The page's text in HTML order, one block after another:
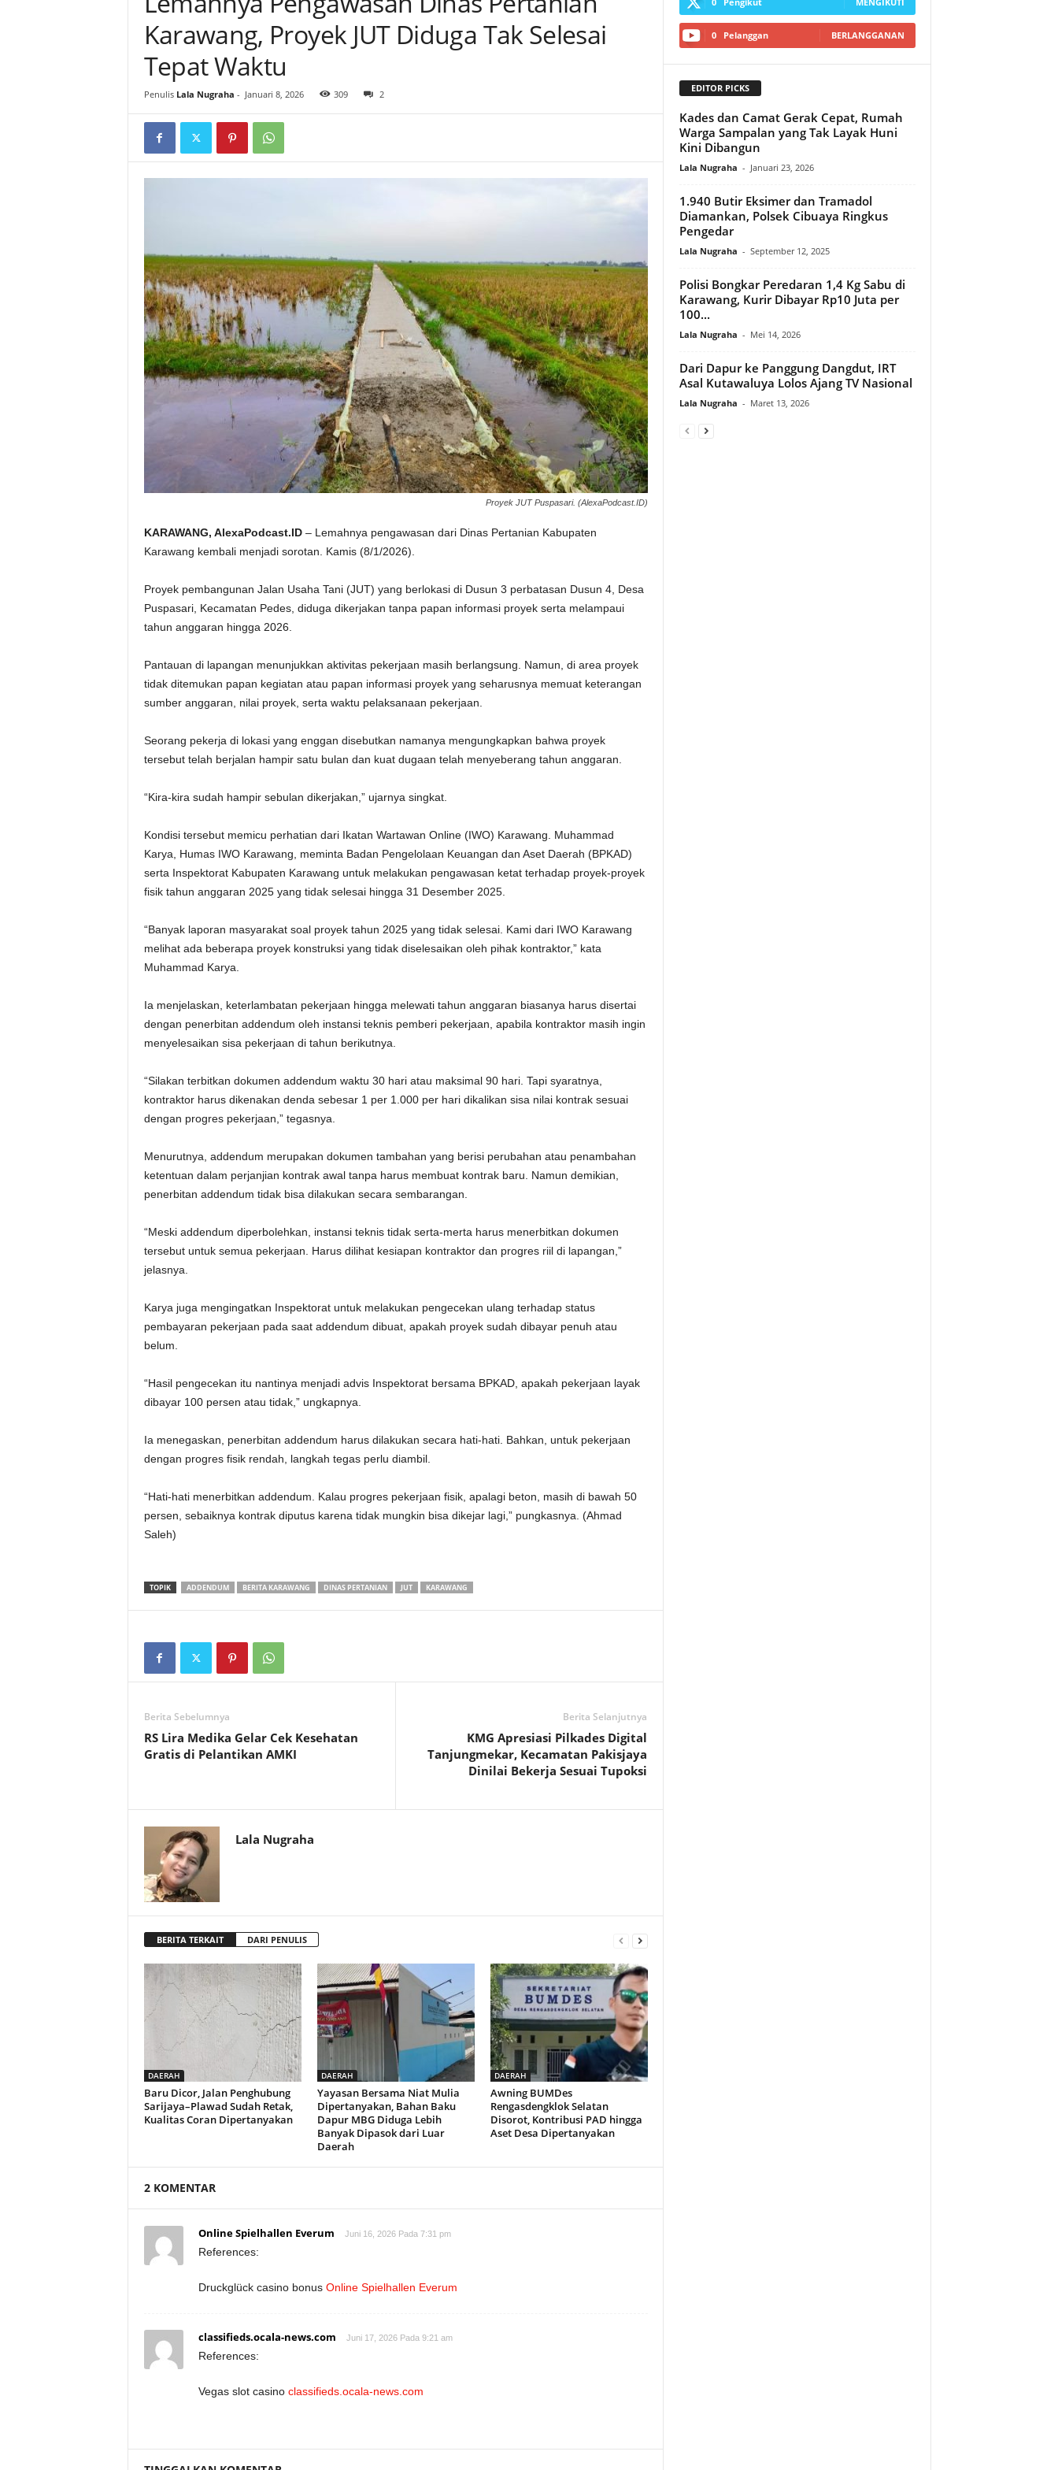
Karawang, Proyek JUT Diduga Tak Selesai
Tepat Waktu
Penulis Lala Nugraha - Januari 8, 2026 309 2
Proyek JUT Puspasari. (AlexaPodcast.ID)
KARAWANG, AlexaPodcast.ID – Lemahnya pengawasan dari Dinas Pertanian Kabupaten
Karawang kembali menjadi sorotan. Kamis (8/1/2026).
‎Proyek pembangunan Jalan Usaha Tani (JUT) yang berlokasi di Dusun 3 perbatasan Dusun 4, Desa
Puspasari, Kecamatan Pedes, diduga dikerjakan tanpa papan informasi proyek serta melampaui
tahun anggaran hingga 2026.
‎Pantauan di lapangan menunjukkan aktivitas pekerjaan masih berlangsung. Namun, di area proyek
tidak ditemukan papan kegiatan atau papan informasi proyek yang seharusnya memuat keterangan
sumber anggaran, nilai proyek, serta waktu pelaksanaan pekerjaan.
‎Seorang pekerja di lokasi yang enggan disebutkan namanya mengungkapkan bahwa proyek
tersebut telah berjalan hampir satu bulan dan kuat dugaan telah menyeberang tahun anggaran.
‎“Kira-kira sudah hampir sebulan dikerjakan,” ujarnya singkat.
‎Kondisi tersebut memicu perhatian dari Ikatan Wartawan Online (IWO) Karawang. Muhammad
Karya, Humas IWO Karawang, meminta Badan Pengelolaan Keuangan dan Aset Daerah (BPKAD)
serta Inspektorat Kabupaten Karawang untuk melakukan pengawasan ketat terhadap proyek-proyek
fisik tahun anggaran 2025 yang tidak selesai hingga 31 Desember 2025.
‎“Banyak laporan masyarakat soal proyek tahun 2025 yang tidak selesai. Kami dari IWO Karawang
melihat ada beberapa proyek konstruksi yang tidak diselesaikan oleh pihak kontraktor,” kata
Muhammad Karya.
‎Ia menjelaskan, keterlambatan pekerjaan hingga melewati tahun anggaran biasanya harus disertai
dengan penerbitan addendum oleh instansi teknis pemberi pekerjaan, apabila kontraktor masih ingin
menyelesaikan sisa pekerjaan di tahun berikutnya.
‎“Silakan terbitkan dokumen addendum waktu 30 hari atau maksimal 90 hari. Tapi syaratnya,
kontraktor harus dikenakan denda sebesar 1 per 1.000 per hari dikalikan sisa nilai kontrak sesuai
dengan progres pekerjaan,” tegasnya.
‎Menurutnya, addendum merupakan dokumen tambahan yang berisi perubahan atau penambahan
ketentuan dalam perjanjian kontrak awal tanpa harus membuat kontrak baru. Namun demikian,
penerbitan addendum tidak bisa dilakukan secara sembarangan.
‎“Meski addendum diperbolehkan, instansi teknis tidak serta-merta harus menerbitkan dokumen
tersebut untuk semua pekerjaan. Harus dilihat kesiapan kontraktor dan progres riil di lapangan,”
jelasnya.
‎Karya juga mengingatkan Inspektorat untuk melakukan pengecekan ulang terhadap status
pembayaran pekerjaan pada saat addendum dibuat, apakah proyek sudah dibayar penuh atau
belum.
‎“Hasil pengecekan itu nantinya menjadi advis Inspektorat bersama BPKAD, apakah pekerjaan layak
dibayar 100 persen atau tidak,” ungkapnya.
‎Ia menegaskan, penerbitan addendum harus dilakukan secara hati-hati. Bahkan, untuk pekerjaan
dengan progres fisik rendah, langkah tegas perlu diambil.
‎“Hati-hati menerbitkan addendum. Kalau progres pekerjaan fisik, apalagi beton, masih di bawah 50
persen, sebaiknya kontrak diputus karena tidak mungkin bisa dikejar lagi,” pungkasnya. (Ahmad
Saleh)
TOPIK ADDENDUM BERITA KARAWANG DINAS PERTANIAN JUT KARAWANG
Berita Sebelumnya
RS Lira Medika Gelar Cek Kesehatan
Gratis di Pelantikan AMKI‎
Berita Selanjutnya
KMG Apresiasi Pilkades Digital
Tanjungmekar, Kecamatan Pakisjaya
Dinilai Bekerja Sesuai Tupoksi
Lala Nugraha
BERITA TERKAIT DARI PENULIS
DAERAH
Baru Dicor, Jalan Penghubung
Sarijaya–Plawad Sudah Retak,
Kualitas Coran Dipertanyakan
DAERAH
Yayasan Bersama Niat Mulia
Dipertanyakan, Bahan Baku
Dapur MBG Diduga Lebih
Banyak Dipasok dari Luar
Daerah
DAERAH
Awning BUMDes
Rengasdengklok Selatan
Disorot, Kontribusi PAD hingga
Aset Desa Dipertanyakan
2 KOMENTAR
Online Spielhallen Everum Juni 16, 2026 Pada 7:31 pm
References:
Druckglück casino bonus Online Spielhallen Everum
classifieds.ocala-news.com Juni 17, 2026 Pada 9:21 am
References:
Vegas slot casino classifieds.ocala-news.com
0 Pelanggan BERLANGGANAN
EDITOR PICKS
Kades dan Camat Gerak Cepat, Rumah
Warga Sampalan yang Tak Layak Huni
Kini Dibangun
Lala Nugraha - Januari 23, 2026
1.940 Butir Eksimer dan Tramadol
Diamankan, Polsek Cibuaya Ringkus
Pengedar
Lala Nugraha - September 12, 2025
Polisi Bongkar Peredaran 1,4 Kg Sabu di
Karawang, Kurir Dibayar Rp10 Juta per
100...
Lala Nugraha - Mei 14, 2026
Dari Dapur ke Panggung Dangdut, IRT
Asal Kutawaluya Lolos Ajang TV Nasional
Lala Nugraha - Maret 13, 2026